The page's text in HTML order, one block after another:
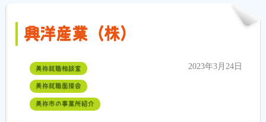
興洋産業（株）
美祢就職相談室
美祢就職面接会
美祢市の事業所紹介
2023年3月24日